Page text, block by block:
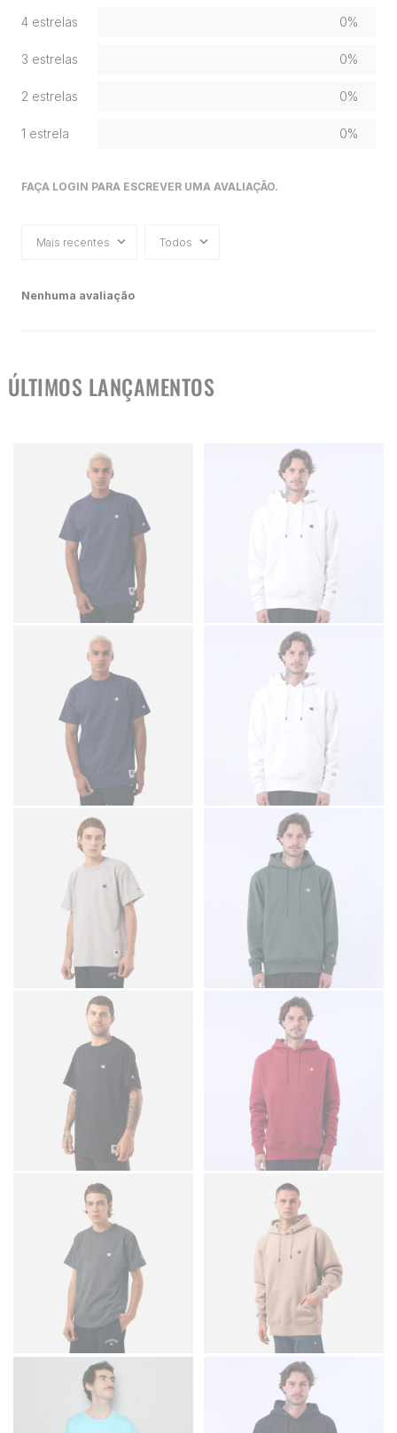
4 estrelas 0%
3 estrelas 0%
2 estrelas 0%
1 estrela 0%
FAÇA LOGIN PARA ESCREVER UMA AVALIAÇÃO.
Mais recentes Todos
Nenhuma avaliação
ÚLTIMOS LANÇAMENTOS